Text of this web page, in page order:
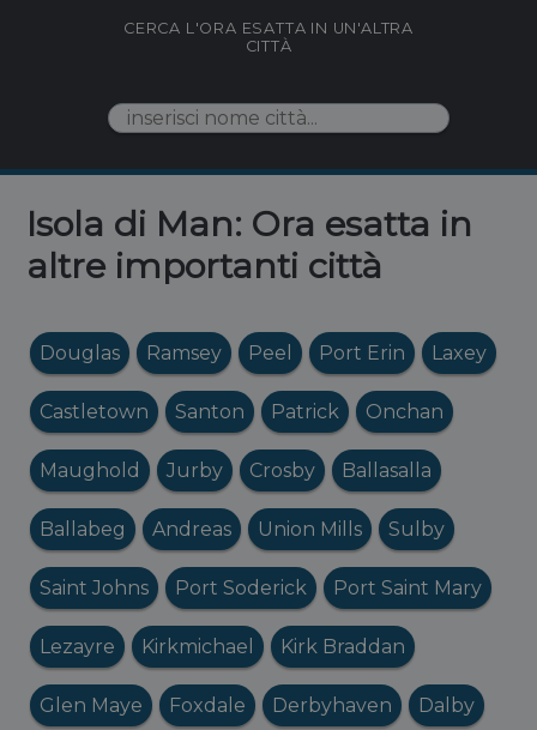
CERCA L'ORA ESATTA IN UN'ALTRA
CITTÀ
Isola di Man: Ora esatta in
altre importanti città
Douglas Ramsey Peel Port Erin Laxey
Castletown Santon Patrick Onchan
Maughold Jurby Crosby Ballasalla
Ballabeg Andreas Union Mills Sulby
Saint Johns Port Soderick Port Saint Mary
Lezayre Kirkmichael Kirk Braddan
Glen Maye Foxdale Derbyhaven Dalby